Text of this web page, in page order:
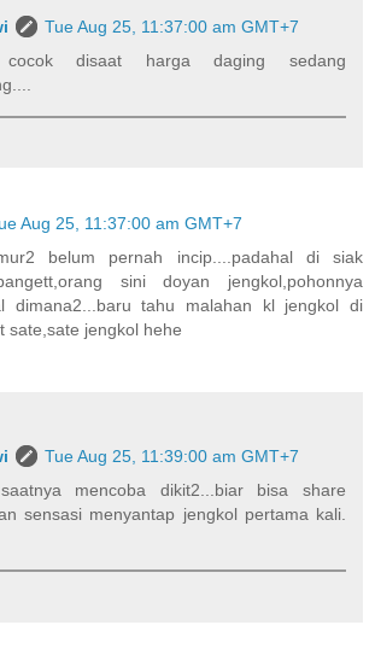
Tue Aug 25, 11:37:00 am GMT+7
cocok disaat harga daging sedang
Aug 25, 11:37:00 am GMT+7
belum pernah incip....padahal di siak
sini doyan jengkol,pohonnya
dimana2...baru tahu malahan kl jengkol di
sate,sate jengkol hehe
Tue Aug 25, 11:39:00 am GMT+7
mencoba dikit2...biar bisa share
sensasi menyantap jengkol pertama kali.